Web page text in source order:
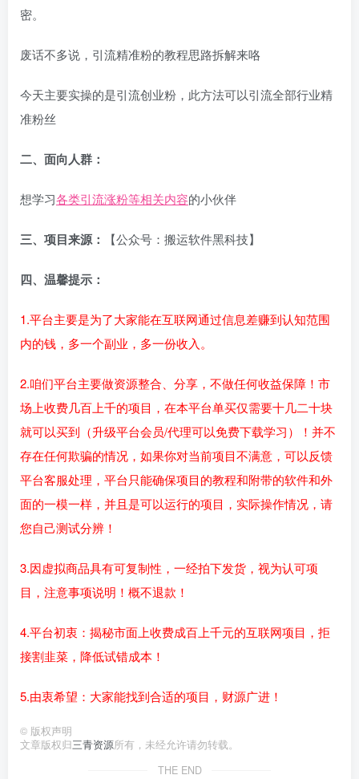
密。
废话不多说，引流精准粉的教程思路拆解来咯
今天主要实操的是引流创业粉，此方法可以引流全部行业精
准粉丝
二、面向人群：
想学习各类引流涨粉等相关内容的小伙伴
三、项目来源： 【公众号：搬运软件黑科技】
四、温馨提示：
1.平台主要是为了大家能在互联网通过信息差赚到认知范围
内的钱，多一个副业，多一份收入。
2.咱们平台主要做资源整合、分享，不做任何收益保障！市
场上收费几百上千的项目，在本平台单买仅需要十几二十块
就可以买到（升级平台会员/代理可以免费下载学习）！并不
存在任何欺骗的情况，如果你对当前项目不满意，可以反馈
平台客服处理，平台只能确保项目的教程和附带的软件和外
面的一模一样，并且是可以运行的项目，实际操作情况，请
您自己测试分辨！
3.因虚拟商品具有可复制性，一经拍下发货，视为认可项
目，注意事项说明！概不退款！
4.平台初衷：揭秘市面上收费成百上千元的互联网项目，拒
接割韭菜，降低试错成本！
5.由衷希望：大家能找到合适的项目，财源广进！
© 版权声明
文章版权归三青资源所有，未经允许请勿转载。
THE END